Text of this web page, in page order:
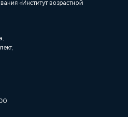
«Институт возрастной